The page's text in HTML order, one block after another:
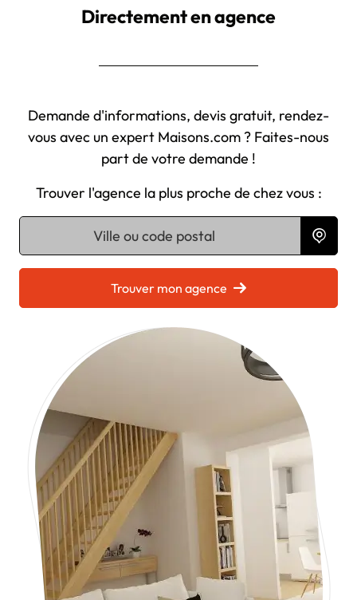
Directement en agence
Demande d'informations, devis gratuit, rendez-
vous avec un expert Maisons.com ? Faites-nous
part de votre demande !
Trouver l'agence la plus proche de chez vous :
Chargement...
Trouver mon agence